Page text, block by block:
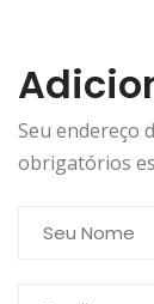
Seu endereço
obrigatórios